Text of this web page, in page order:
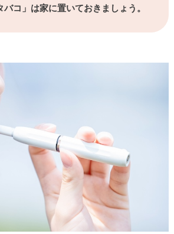
コ」は家に置いておきましょう。